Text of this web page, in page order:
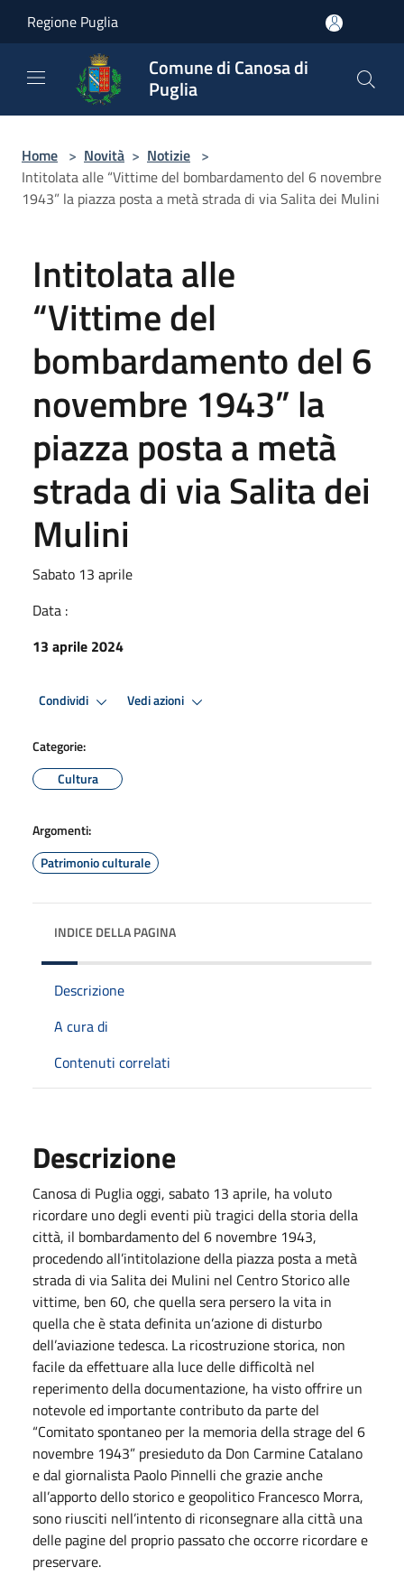
Regione Puglia
Comune di Canosa di
Puglia
Home > Novità > Notizie >
Intitolata alle “Vittime del bombardamento del 6 novembre
1943” la piazza posta a metà strada di via Salita dei Mulini
Intitolata alle
“Vittime del
bombardamento del 6
novembre 1943” la
piazza posta a metà
strada di via Salita dei
Mulini
Sabato 13 aprile
Data :
13 aprile 2024
Condividi Vedi azioni
Categorie:
Cultura
Argomenti:
Patrimonio culturale
INDICE DELLA PAGINA
Descrizione
A cura di
Contenuti correlati
Descrizione
Canosa di Puglia oggi, sabato 13 aprile, ha voluto
ricordare uno degli eventi più tragici della storia della
città, il bombardamento del 6 novembre 1943,
procedendo all’intitolazione della piazza posta a metà
strada di via Salita dei Mulini nel Centro Storico alle
vittime, ben 60, che quella sera persero la vita in
quella che è stata definita un’azione di disturbo
dell’aviazione tedesca. La ricostruzione storica, non
facile da effettuare alla luce delle difficoltà nel
reperimento della documentazione, ha visto offrire un
notevole ed importante contributo da parte del
“Comitato spontaneo per la memoria della strage del 6
novembre 1943” presieduto da Don Carmine Catalano
e dal giornalista Paolo Pinnelli che grazie anche
all’apporto dello storico e geopolitico Francesco Morra,
sono riusciti nell’intento di riconsegnare alla città una
delle pagine del proprio passato che occorre ricordare e
preservare.